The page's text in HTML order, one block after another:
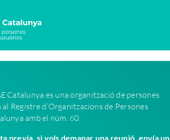
Catalunya es una organització de persones
Registre d’Organitzacions de Persones
amb el núm. 60.
previa, si vols demanar una reunió, envía un